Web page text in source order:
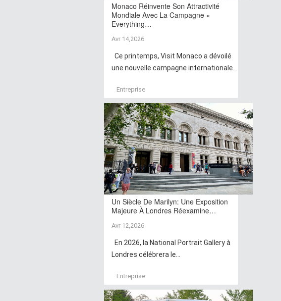
Monaco Réinvente Son Attractivité
Mondiale Avec La Campagne «
Everything…
Avr 14,2026
Ce printemps, Visit Monaco a dévoilé
une nouvelle campagne internationale...
Entreprise
Un Siècle De Marilyn: Une Exposition
Majeure À Londres Réexamine…
Avr 12,2026
En 2026, la National Portrait Gallery à
Londres célébrera le...
Entreprise